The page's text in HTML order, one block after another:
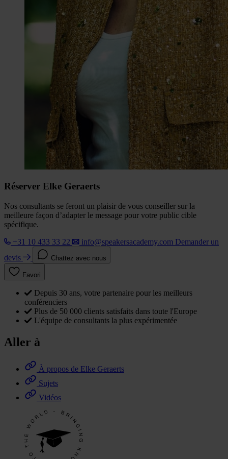
Réserver Elke Geraerts
Nos consultants se feront un plaisir de vous conseiller sur la
meilleure façon d’adapter le message pour votre public cible
spécifique.
+31 10 433 33 22
info@speakersacademy.com Demander un
devis
Chattez avec nous
Favori
Depuis 30 ans, votre partenaire pour les meilleurs
conférenciers
Plus de 50 000 clients satisfaits dans toute l'Europe
L'équipe de consultants la plus expérimentée
Aller à
À propos de Elke Geraerts
Sujets
Vidéos